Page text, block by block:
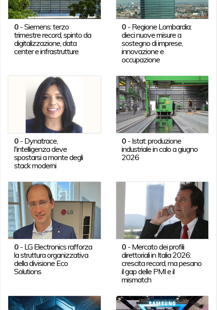
0-Siemens: terzo
trimestre record, spinto da
digitalizzazione, data
center e infrastrutture
0 - Regione Lombardia:
dieci nuove misure a
sostegno di imprese,
innovazione e
occupazione
0- Dynatrace,
l'intelligenza deve
spostarsi a monte degli
stack moderni
0 - Istat: produzione
industriale in calo a giugno
2026
0- LG Electronics rafforza
la struttura organizzativa
della divisione Eco
Solutions
0 - Mercato dei profili
direttoriali in Italia 2026:
crescita record, ma pesano
il gap delle PMI e il
mismatch